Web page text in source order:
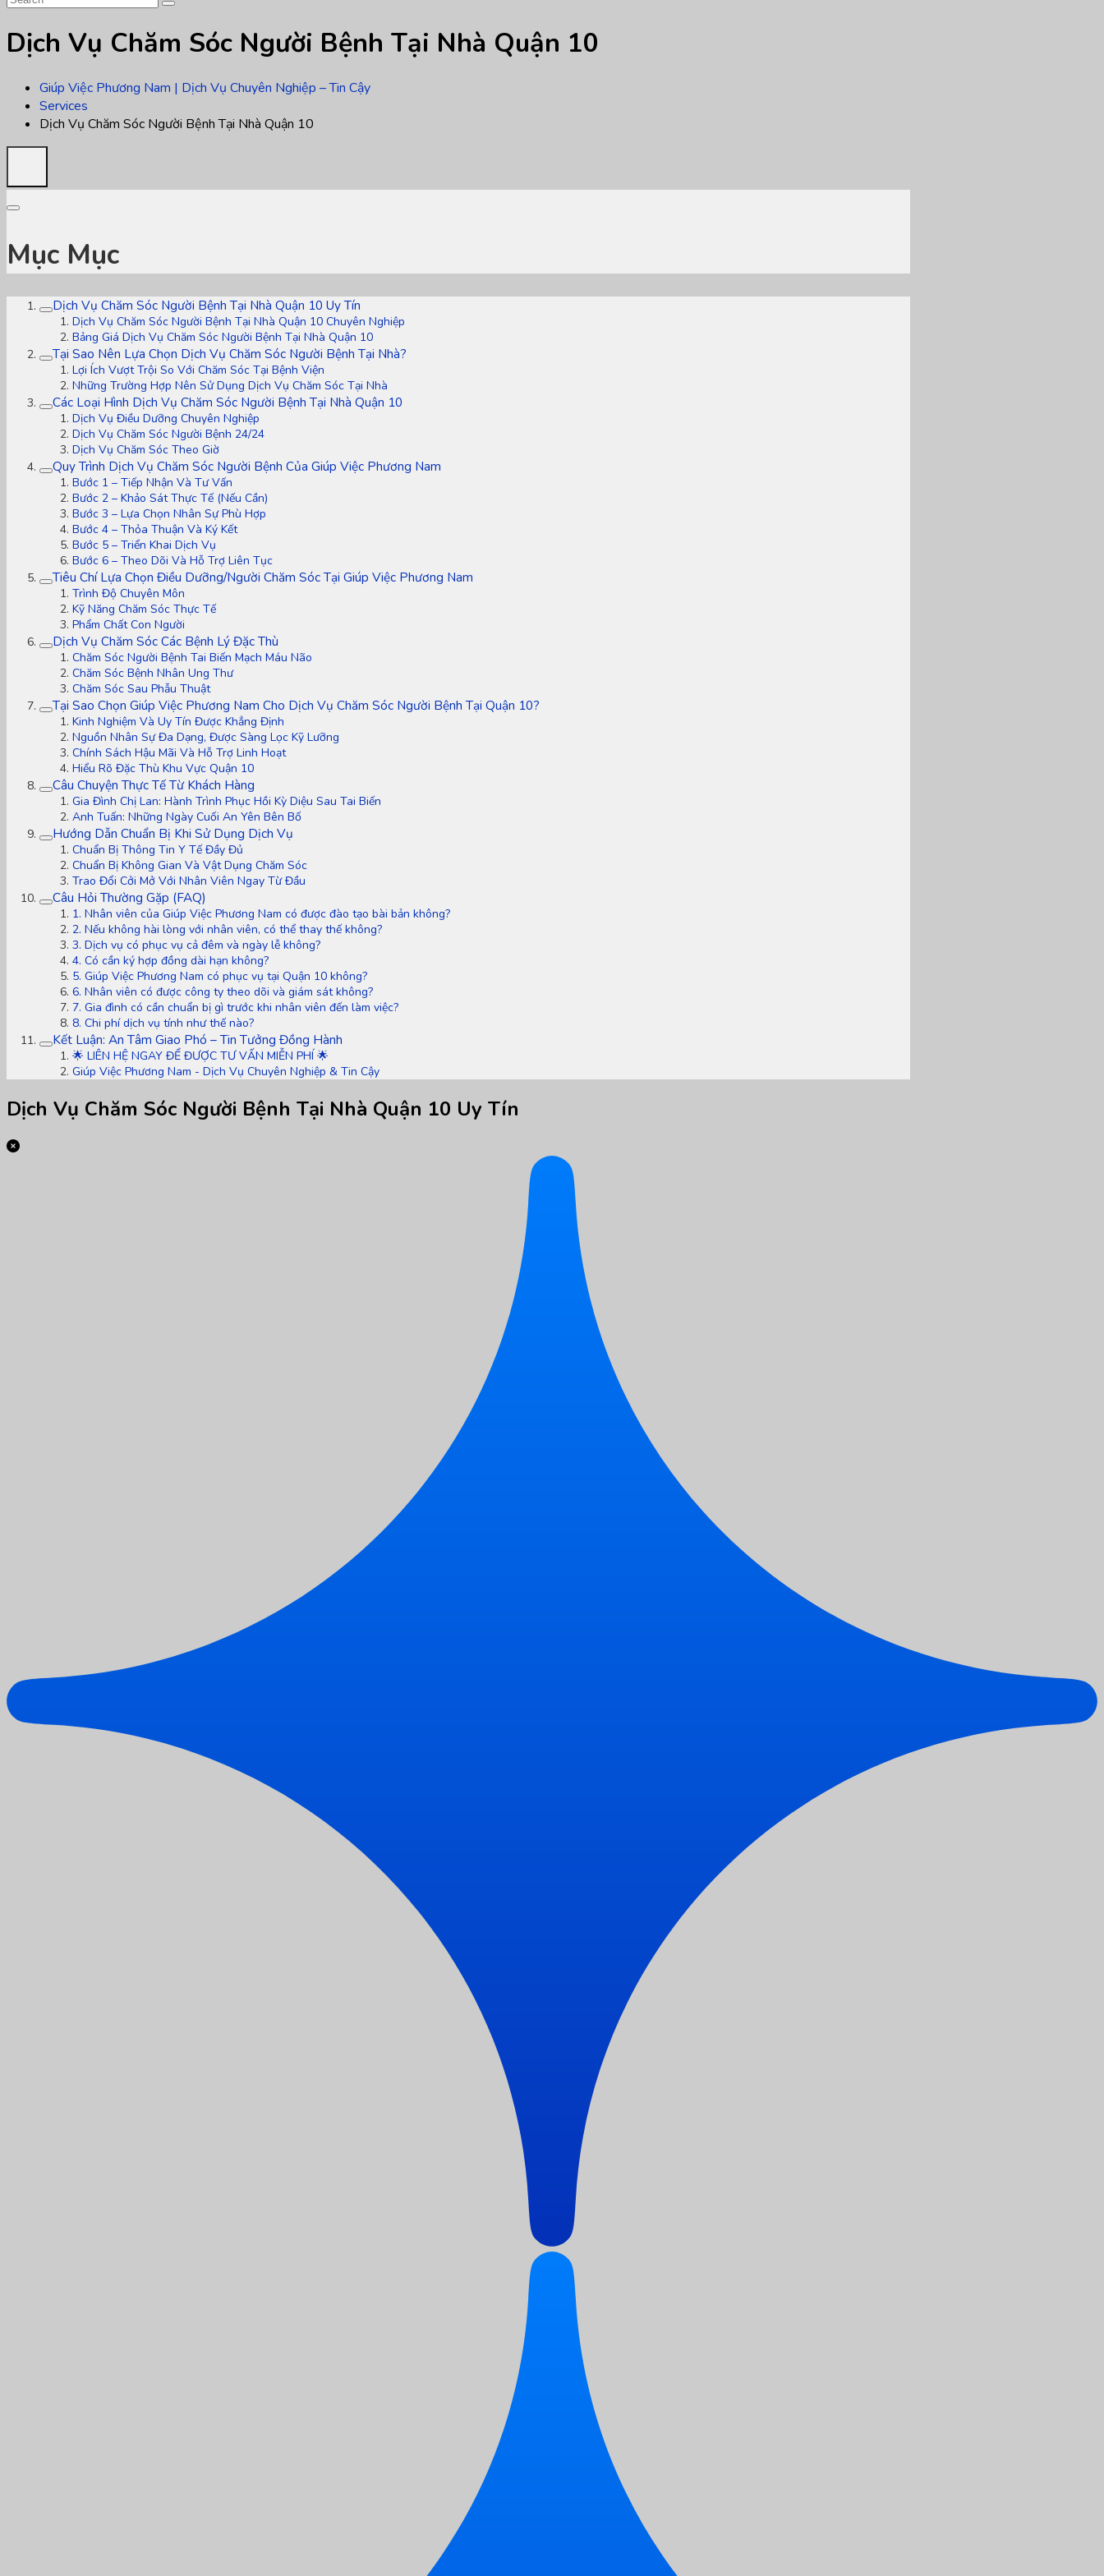
Dịch Vụ Chăm Sóc Người Bệnh Tại Nhà Quận 10
Giúp Việc Phương Nam | Dịch Vụ Chuyên Nghiệp – Tin Cậy
Services
Dịch Vụ Chăm Sóc Người Bệnh Tại Nhà Quận 10
Mục Mục
Dịch Vụ Chăm Sóc Người Bệnh Tại Nhà Quận 10 Uy Tín
Dịch Vụ Chăm Sóc Người Bệnh Tại Nhà Quận 10 Chuyên Nghiệp
Bảng Giá Dịch Vụ Chăm Sóc Người Bệnh Tại Nhà Quận 10
Tại Sao Nên Lựa Chọn Dịch Vụ Chăm Sóc Người Bệnh Tại Nhà?
Lợi Ích Vượt Trội So Với Chăm Sóc Tại Bệnh Viện
Những Trường Hợp Nên Sử Dụng Dịch Vụ Chăm Sóc Tại Nhà
Các Loại Hình Dịch Vụ Chăm Sóc Người Bệnh Tại Nhà Quận 10
Dịch Vụ Điều Dưỡng Chuyên Nghiệp
Dịch Vụ Chăm Sóc Người Bệnh 24/24
Dịch Vụ Chăm Sóc Theo Giờ
Quy Trình Dịch Vụ Chăm Sóc Người Bệnh Của Giúp Việc Phương Nam
Bước 1 – Tiếp Nhận Và Tư Vấn
Bước 2 – Khảo Sát Thực Tế (Nếu Cần)
Bước 3 – Lựa Chọn Nhân Sự Phù Hợp
Bước 4 – Thỏa Thuận Và Ký Kết
Bước 5 – Triển Khai Dịch Vụ
Bước 6 – Theo Dõi Và Hỗ Trợ Liên Tục
Tiêu Chí Lựa Chọn Điều Dưỡng/Người Chăm Sóc Tại Giúp Việc Phương Nam
Trình Độ Chuyên Môn
Kỹ Năng Chăm Sóc Thực Tế
Phẩm Chất Con Người
Dịch Vụ Chăm Sóc Các Bệnh Lý Đặc Thù
Chăm Sóc Người Bệnh Tai Biến Mạch Máu Não
Chăm Sóc Bệnh Nhân Ung Thư
Chăm Sóc Sau Phẫu Thuật
Tại Sao Chọn Giúp Việc Phương Nam Cho Dịch Vụ Chăm Sóc Người Bệnh Tại Quận 10?
Kinh Nghiệm Và Uy Tín Được Khẳng Định
Nguồn Nhân Sự Đa Dạng, Được Sàng Lọc Kỹ Lưỡng
Chính Sách Hậu Mãi Và Hỗ Trợ Linh Hoạt
Hiểu Rõ Đặc Thù Khu Vực Quận 10
Câu Chuyện Thực Tế Từ Khách Hàng
Gia Đình Chị Lan: Hành Trình Phục Hồi Kỳ Diệu Sau Tai Biến
Anh Tuấn: Những Ngày Cuối An Yên Bên Bố
Hướng Dẫn Chuẩn Bị Khi Sử Dụng Dịch Vụ
Chuẩn Bị Thông Tin Y Tế Đầy Đủ
Chuẩn Bị Không Gian Và Vật Dụng Chăm Sóc
Trao Đổi Cởi Mở Với Nhân Viên Ngay Từ Đầu
Câu Hỏi Thường Gặp (FAQ)
1. Nhân viên của Giúp Việc Phương Nam có được đào tạo bài bản không?
2. Nếu không hài lòng với nhân viên, có thể thay thế không?
3. Dịch vụ có phục vụ cả đêm và ngày lễ không?
4. Có cần ký hợp đồng dài hạn không?
5. Giúp Việc Phương Nam có phục vụ tại Quận 10 không?
6. Nhân viên có được công ty theo dõi và giám sát không?
7. Gia đình có cần chuẩn bị gì trước khi nhân viên đến làm việc?
8. Chi phí dịch vụ tính như thế nào?
Kết Luận: An Tâm Giao Phó – Tin Tưởng Đồng Hành
🌟 LIÊN HỆ NGAY ĐỂ ĐƯỢC TƯ VẤN MIỄN PHÍ 🌟
Giúp Việc Phương Nam - Dịch Vụ Chuyên Nghiệp & Tin Cậy
Dịch Vụ Chăm Sóc Người Bệnh Tại Nhà Quận 10 Uy Tín